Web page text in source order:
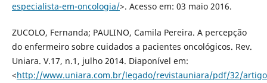
especialista-em-oncologia/>. Acesso em: 03 maio 2016.
ZUCOLO, Fernanda; PAULINO, Camila Pereira. A percepção
do enfermeiro sobre cuidados a pacientes oncológicos. Rev.
Uniara. V.17, n.1, julho 2014. Diaponível em:
<http://www.uniara.com.br/legado/revistauniara/pdf/32/